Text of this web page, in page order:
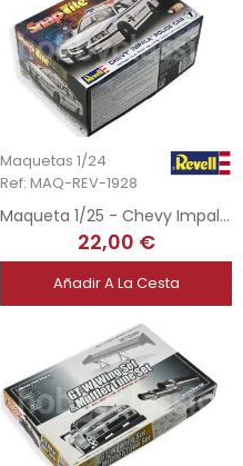
Maquetas 1/24
Ref: MAQ-REV-1928
Maqueta 1/25 - Chevy Impala - Police Car
22,00 €
Añadir A La Cesta